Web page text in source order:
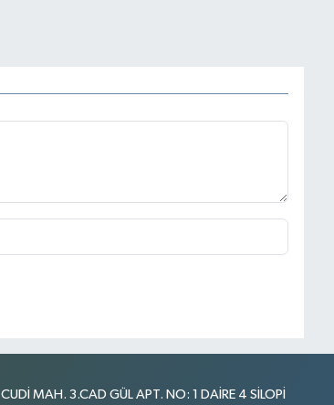
CUDİ MAH. 3.CAD GÜL APT. NO: 1 DAİRE 4 SİLOPİ